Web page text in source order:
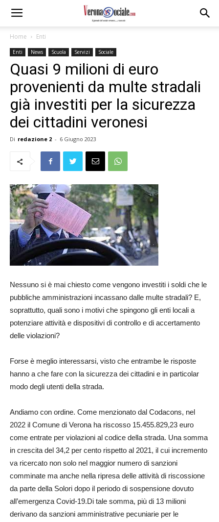
Home Enti
Enti News Scuola Servizi Sociale
Quasi 9 milioni di euro
provenienti da multe stradali
già investiti per la sicurezza
dei cittadini veronesi
Di redazione 2 - 6 Giugno 2023
Nessuno si è mai chiesto come vengono investiti i soldi che le
pubbliche amministrazioni incassano dalle multe stradali? E,
soprattutto, quali sono i motivi che spingono gli enti locali a
potenziare attività e dispositivi di controllo e di accertamento
delle violazioni?
Forse è meglio interessarsi, visto che entrambe le risposte
hanno a che fare con la sicurezza dei cittadini e in particolar
modo degli utenti della strada.
Andiamo con ordine. Come menzionato dal Codacons, nel
2022 il Comune di Verona ha riscosso 15.455.829,23 euro
come entrate per violazioni al codice della strada. Una somma
in crescita del 34,2 per cento rispetto al 2021, il cui incremento
va ricercato non solo nel maggior numero di sanzioni
comminate ma anche nella ripresa delle attività di riscossione
da parte della Solori dopo il periodo di sospensione dovuto
all’emergenza Covid-19.Di tale somma, più di 13 milioni
derivano da sanzioni amministrative pecuniarie per le